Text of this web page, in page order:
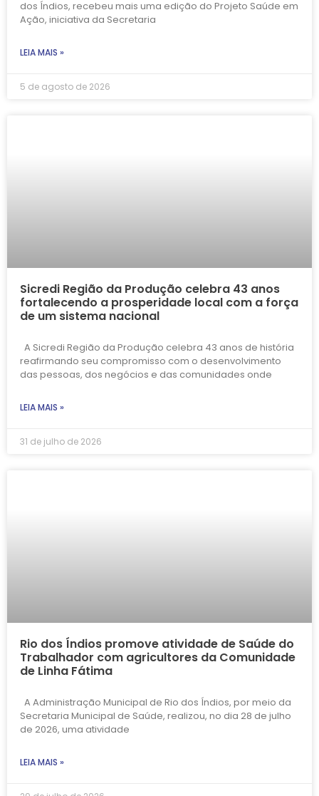
dos Índios, recebeu mais uma edição do Projeto Saúde em
Ação, iniciativa da Secretaria
LEIA MAIS »
5 de agosto de 2026
Sicredi Região da Produção celebra 43 anos
fortalecendo a prosperidade local com a força
de um sistema nacional
A Sicredi Região da Produção celebra 43 anos de história
reafirmando seu compromisso com o desenvolvimento
das pessoas, dos negócios e das comunidades onde
LEIA MAIS »
31 de julho de 2026
Rio dos Índios promove atividade de Saúde do
Trabalhador com agricultores da Comunidade
de Linha Fátima
A Administração Municipal de Rio dos Índios, por meio da
Secretaria Municipal de Saúde, realizou, no dia 28 de julho
de 2026, uma atividade
LEIA MAIS »